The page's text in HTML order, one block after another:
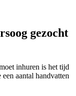
gezocht
inhuren is het tijd
aantal handvatten